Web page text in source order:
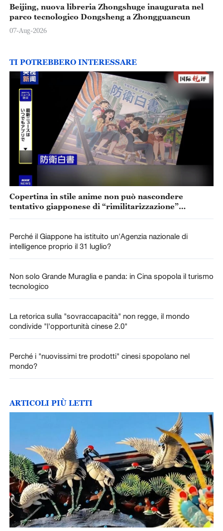
Beijing, nuova libreria Zhongshuge inaugurata nel
parco tecnologico Dongsheng a Zhongguancun
07-Aug-2026
TI POTREBBERO INTERESSARE
Copertina in stile anime non può nascondere
tentativo giapponese di “rimilitarizzazione”
Perché il Giappone ha istituito un'Agenzia nazionale di
intelligence proprio il 31 luglio?
Non solo Grande Muraglia e panda: in Cina spopola il turismo
tecnologico
La retorica sulla "sovraccapacità" non regge, il mondo
condivide "l'opportunità cinese 2.0"
Perché i "nuovissimi tre prodotti" cinesi spopolano nel
mondo?
ARTICOLI PIÙ LETTI